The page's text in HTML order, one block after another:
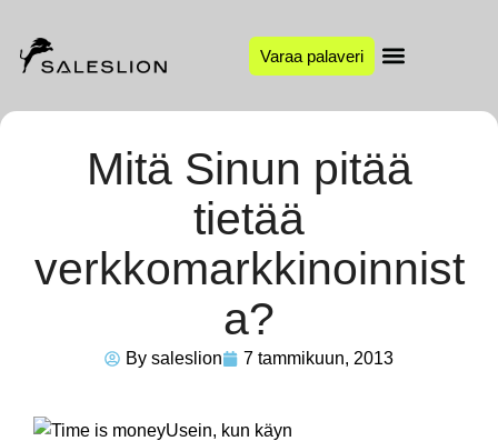
Varaa palaveri
Mitä Sinun pitää
tietää
verkkomarkkinoinnist
a?
By saleslion 7 tammikuun, 2013
Usein, kun käyn